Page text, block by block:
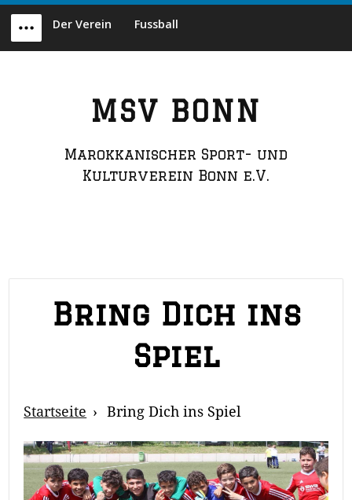
Skip
content
Menu
Der Verein Fussball
MSV BONN
Marokkanischer Sport- und
Kulturverein Bonn e.V.
Bring Dich ins
Spiel
Breadcrumb
Startseite Bring Dich ins Spiel